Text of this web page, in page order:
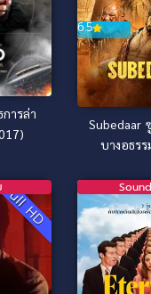
ารล่า
6.5
Subedaar
บางอธร
Full HD